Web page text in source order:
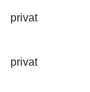
privat
privat